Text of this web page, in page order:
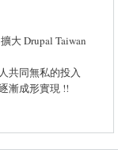
大 Drupal Taiwan
共同無私的投入
漸成形實現 !!